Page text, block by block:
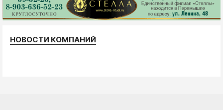
НОВОСТИ КОМПАНИЙ